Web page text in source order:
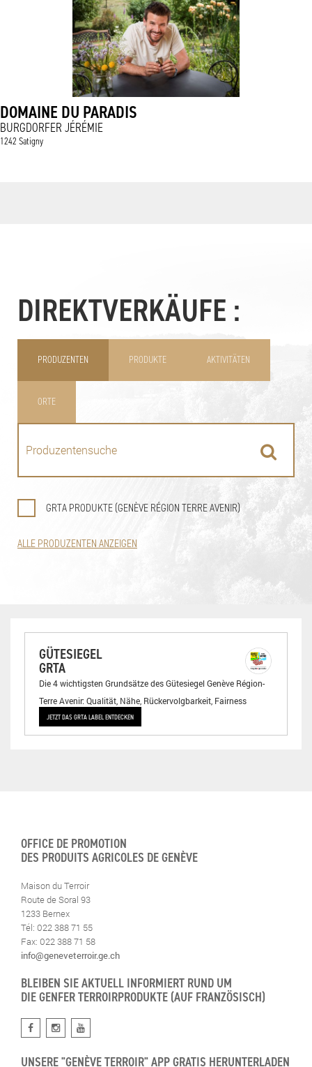
DOMAINE DU PARADIS
BURGDORFER JÉRÉMIE
1242 Satigny
DIREKTVERKÄUFE :
PRODUZENTEN PRODUKTE AKTIVITÄTEN
ORTE
GRTA PRODUKTE (GENÈVE RÉGION TERRE AVENIR)
ALLE PRODUZENTEN ANZEIGEN
GÜTESIEGEL
GRTA
Die 4 wichtigsten Grundsätze des Gütesiegel Genève Région-
Terre Avenir: Qualität, Nähe, Rückervolgbarkeit, Fairness
JETZT DAS GRTA LABEL ENTDECKEN
OFFICE DE PROMOTION
DES PRODUITS AGRICOLES DE GENÈVE
Maison du Terroir
Route de Soral 93
1233 Bernex
Tél: 022 388 71 55
Fax: 022 388 71 58
info@geneveterroir.ge.ch
BLEIBEN SIE AKTUELL INFORMIERT RUND UM
DIE GENFER TERROIRPRODUKTE (AUF FRANZÖSISCH)
UNSERE "GENÈVE TERROIR" APP GRATIS HERUNTERLADEN